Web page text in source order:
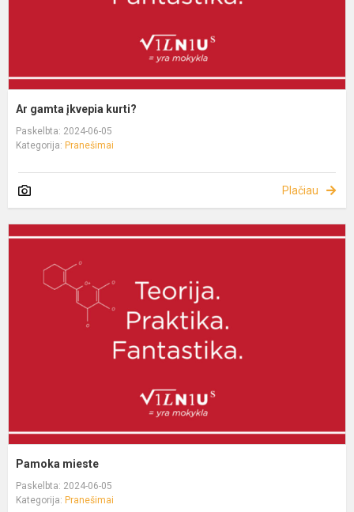
Ar gamta įkvepia kurti?
Paskelbta: 2024-06-05
Kategorija: Pranešimai
Plačiau
Pamoka mieste
Paskelbta: 2024-06-05
Kategorija: Pranešimai